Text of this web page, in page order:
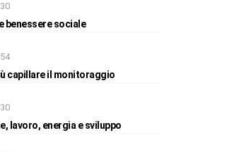
benessere sociale
capillare il monitoraggio
lavoro, energia e sviluppo